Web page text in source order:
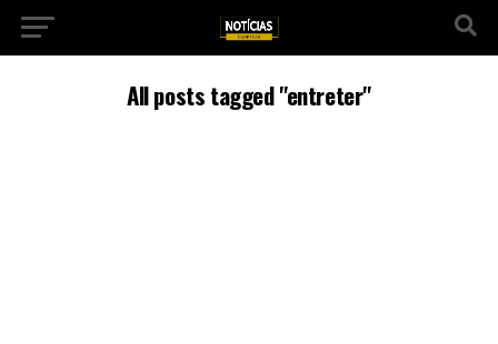
All posts tagged "entreter"